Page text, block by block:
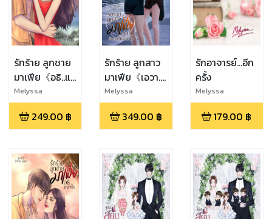
รักร้าย ลูกชาย
มาเฟีย《อธิ..แกล้ง
รัก》
Melyssa
249.00 ฿
รักร้าย ลูกสาว
มาเฟีย《เอวา..ยัยเลส
เบี้ยนตัวร้าย》
Melyssa
349.00 ฿
รักอาจารย์...อีก
ครั้ง
Melyssa
179.00 ฿